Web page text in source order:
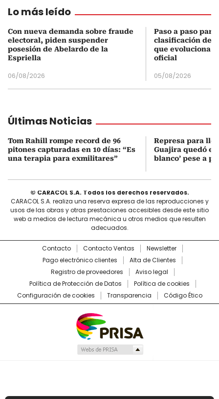
Lo más leído
Con nueva demanda sobre fraude
electoral, piden suspender
posesión de Abelardo de la
Espriella
06/08/2026
Paso a paso
clasificación del
que evoluciona
oficial
05/08/2026
Últimas Noticias
Tom Rahill rompe record de 96
pitones capturadas en 10 días: “Es
una terapia para exmilitares”
Represa para
Guajira quedó en
blanco’ pese a
© CARACOL S.A. Todos los derechos reservados.
CARACOL S.A. realiza una reserva expresa de las reproducciones y
usos de las obras y otras prestaciones accesibles desde este sitio
web a medios de lectura mecánica u otros medios que resulten
adecuados.
Contacto Contacto Ventas
Newsletter
Pago electrónico clientes
Alta de Clientes
Registro de proveedores
Aviso legal
Política de Protección de Datos
Política de cookies
Configuración de cookies
Transparencia Código Ético